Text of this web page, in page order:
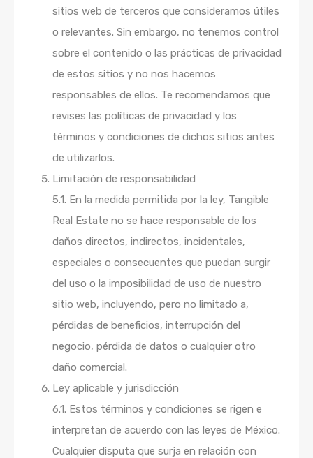
sitios web de terceros que consideramos útiles
o relevantes. Sin embargo, no tenemos control
sobre el contenido o las prácticas de privacidad
de estos sitios y no nos hacemos
responsables de ellos. Te recomendamos que
revises las políticas de privacidad y los
términos y condiciones de dichos sitios antes
de utilizarlos.
Limitación de responsabilidad
5.1. En la medida permitida por la ley, Tangible
Real Estate no se hace responsable de los
daños directos, indirectos, incidentales,
especiales o consecuentes que puedan surgir
del uso o la imposibilidad de uso de nuestro
sitio web, incluyendo, pero no limitado a,
pérdidas de beneficios, interrupción del
negocio, pérdida de datos o cualquier otro
daño comercial.
Ley aplicable y jurisdicción
6.1. Estos términos y condiciones se rigen e
interpretan de acuerdo con las leyes de México.
Cualquier disputa que surja en relación con